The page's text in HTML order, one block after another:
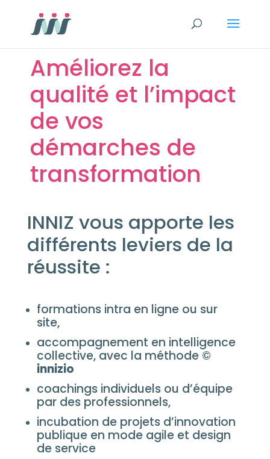
Améliorez la
qualité et l’impact
de vos
démarches de
transformation
INNIZ vous apporte les
différents leviers de la
réussite :
formations intra en ligne ou sur
site,
accompagnement en intelligence
collective, avec la méthode ©
innizio
coachings individuels ou d’équipe
par des professionnels,
incubation de projets d’innovation
publique en mode agile et design
de service